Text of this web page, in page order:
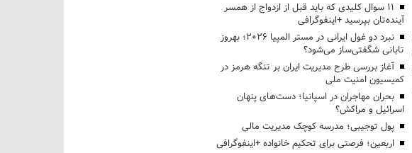
۱۱ سوال کلیدی که باید قبل از ازدواج از همسر
آینده‌تان بپرسید +اینفوگرافی
نبرد دو غول ایرانی در مستر المپیا ۲۰۲۶؛ بهروز
تابانی شگفتی‌ساز می‌شود؟
آغاز بررسی طرح مدیریت ایران بر تنگه هرمز در
کمیسیون امنیت ملی
بحران مهاجران در اسپانیا؛ دست‌های پنهان
اسرائیل و مراکش؟
پول توجیبی؛ مدرسه کوچک مدیریت مالی
اربعین؛ فرصتی برای تحکیم خانواده +اینفوگرافی